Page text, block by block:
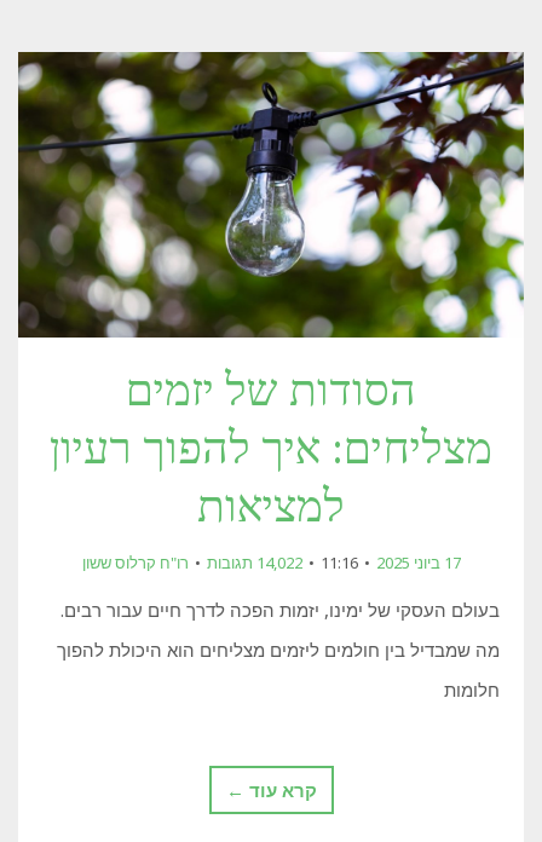
הסודות של יזמים
מצליחים: איך להפוך רעיון
למציאות
17 ביוני 2025 11:16 14,022 תגובות רו"ח קרלוס ששון
בעולם העסקי של ימינו, יזמות הפכה לדרך חיים עבור רבים.
מה שמבדיל בין חולמים ליזמים מצליחים הוא היכולת להפוך
חלומות
קרא עוד ←